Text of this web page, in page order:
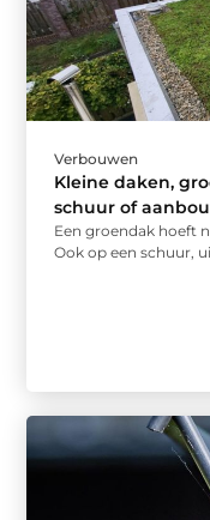
Verbouwen
Kleine daken,
schuur of
Een groendak hoeft
Ook op een schuur,